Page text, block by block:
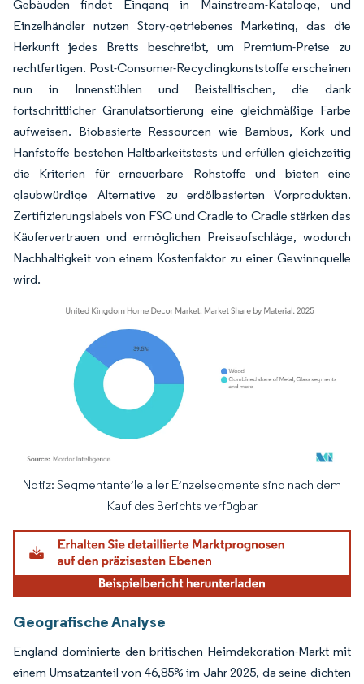
Gebäuden findet Eingang in Mainstream-Kataloge, und
Einzelhändler nutzen Story-getriebenes Marketing, das die
Herkunft jedes Bretts beschreibt, um Premium-Preise zu
rechtfertigen. Post-Consumer-Recyclingkunststoffe erscheinen
nun in Innenstühlen und Beistelltischen, die dank
fortschrittlicher Granulatsortierung eine gleichmäßige Farbe
aufweisen. Biobasierte Ressourcen wie Bambus, Kork und
Hanfstoffe bestehen Haltbarkeitstests und erfüllen gleichzeitig
die Kriterien für erneuerbare Rohstoffe und bieten eine
glaubwürdige Alternative zu erdölbasierten Vorprodukten.
Zertifizierungslabels von FSC und Cradle to Cradle stärken das
Käufervertrauen und ermöglichen Preisaufschläge, wodurch
Nachhaltigkeit von einem Kostenfaktor zu einer Gewinnquelle
wird.
Bild © Mordor Intelligence. Wiederverwendung erfordert Namensnennung
Notiz: Segmentanteile aller Einzelsegmente sind nach dem
Kauf des Berichts verfügbar
Geografische Analyse
England dominierte den britischen Heimdekoration-Markt mit
einem Umsatzanteil von 46,85% im Jahr 2025, da seine dichten